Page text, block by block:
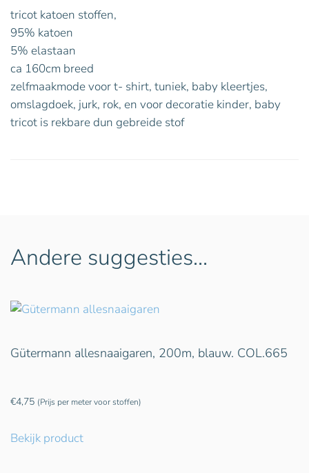
tricot katoen stoffen,
95% katoen
5% elastaan
ca 160cm breed
zelfmaakmode voor t- shirt, tuniek, baby kleertjes,
omslagdoek, jurk, rok, en voor decoratie kinder, baby
tricot is rekbare dun gebreide stof
Andere suggesties…
Gütermann allesnaaigaren, 200m, blauw. COL.665
€4,75 (Prijs per meter voor stoffen)
Bekijk product